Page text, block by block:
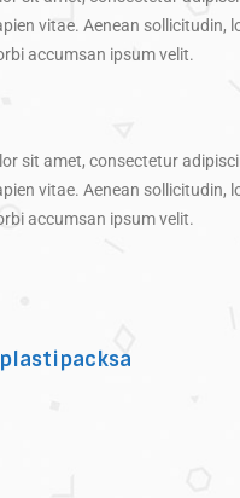
vitae. Aenean sollicitudin,
accumsan ipsum velit.
sit amet, consectetur
vitae. Aenean sollicitudin,
accumsan ipsum velit.
plastipacksa